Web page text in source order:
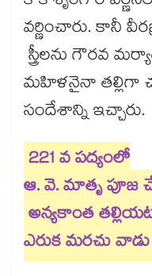
వర్ణించారు. కానీ
స్త్రీలను గౌరవ
మహిళనైనా తల్లిగా
సందేశాన్ని ఇచ్చారు.
221 వ పద్యంలో
ఆ. వె. మాతృ పూజ
అన్యకాంత
ఎరుక మరచు